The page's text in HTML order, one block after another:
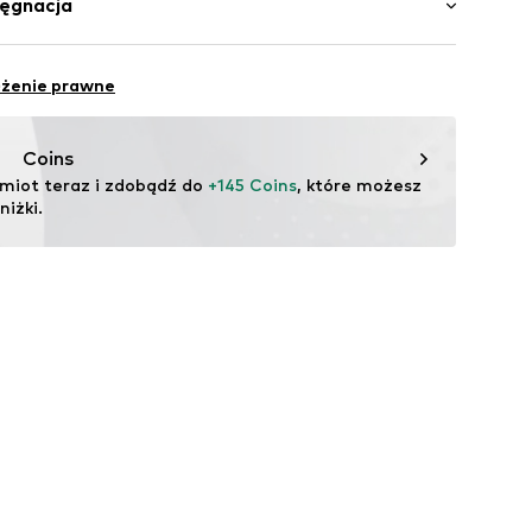
Materiał wierzchni: Syntetyczny materiał
Portugalia
prawne
Coins
teraz i zdobądź do +145 Coins, które możesz